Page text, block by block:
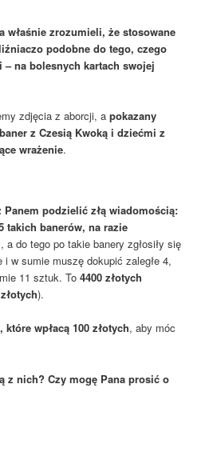
właśnie zrozumieli, że stosowane
podobne do tego, czego
na bolesnych kartach swojej
zdjęcia z aborcji, apokazany
z Czesią Kwoką i dziećmi z
wrażenie.
Panem podzielić złą wiadomością:
takich banerów, na razie
, a do tego po takie banery zgłosiły się
i w sumie muszę dokupić zaległe 4,
11 sztuk. To 4400 złotych
).
które wpłacą 100 złotych, aby móc
z nich? Czy mogę Pana prosić o